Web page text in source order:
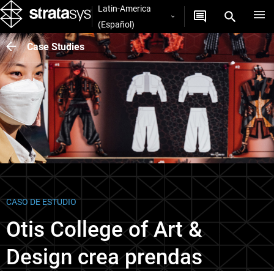
Latin-America
(Español)
Case Studies
CASO DE ESTUDIO
Otis College of Art &
Design crea prendas